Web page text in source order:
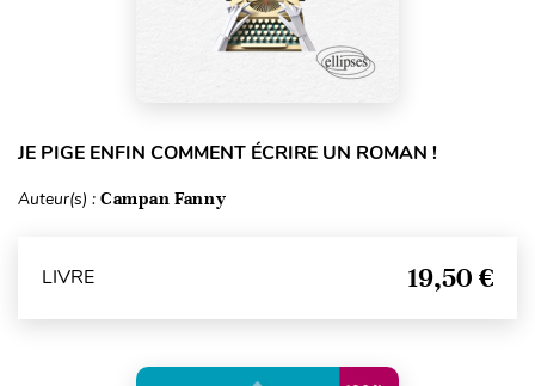
JE PIGE ENFIN COMMENT ÉCRIRE UN ROMAN !
Auteur(s) : Campan Fanny
LIVRE 19,50 €